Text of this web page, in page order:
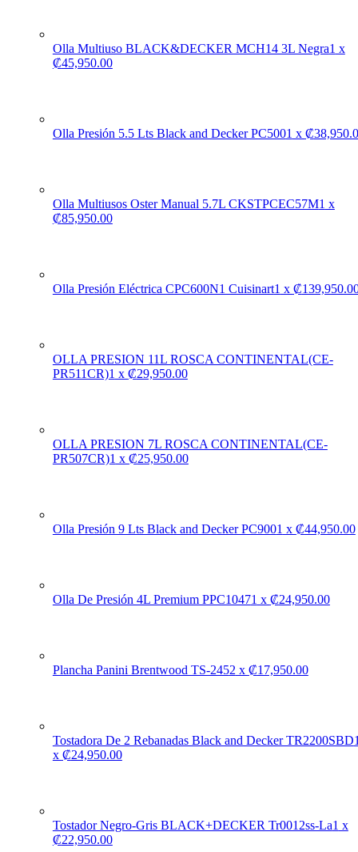
Olla Multiuso BLACK&DECKER MCH14 3L Negra1 x
₡45,950.00
Olla Presión 5.5 Lts Black and Decker PC5001 x ₡
Olla Multiusos Oster Manual 5.7L CKSTPCEC57M1 x
₡85,950.00
Olla Presión Eléctrica CPC600N1 Cuisinart1 x ₡
OLLA PRESION 11L ROSCA CONTINENTAL(CE-
PR511CR)1 x ₡29,950.00
OLLA PRESION 7L ROSCA CONTINENTAL(CE-
PR507CR)1 x ₡25,950.00
Olla Presión 9 Lts Black and Decker PC9001 x ₡44,950.00
Olla De Presión 4L Premium PPC10471 x ₡24,950.00
Plancha Panini Brentwood TS-2452 x ₡17,950.00
Tostadora De 2 Rebanadas Black and Decker TR2200SBD
x ₡24,950.00
Tostador Negro-Gris BLACK+DECKER Tr0012ss-La1 x
₡22,950.00